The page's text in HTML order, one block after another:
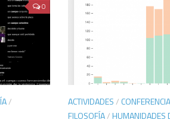
0
/
ACTIVIDADES/
FILOSOFÍA/HUMANIDADES